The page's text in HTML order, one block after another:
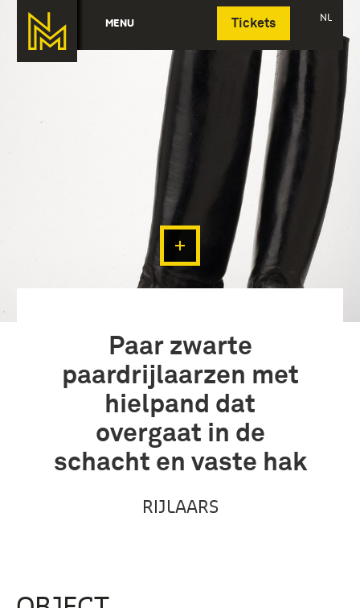
MENU Tickets NL
Deutsch
Paar zwarte
paardrijlaarzen met
hielpand dat
overgaat in de
schacht en vaste hak
RIJLAARS